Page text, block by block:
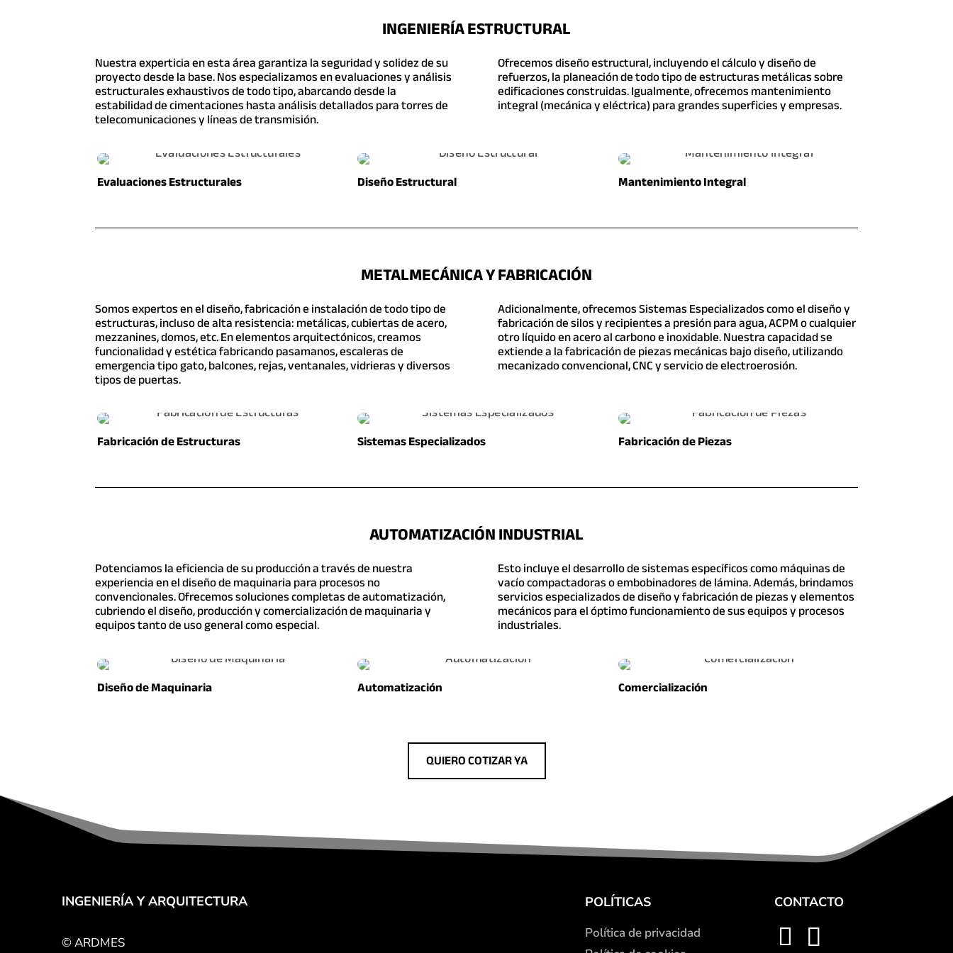
INGENIERÍA ESTRUCTURAL
Nuestra experticia en esta área garantiza la seguridad y solidez de su
proyecto desde la base. Nos especializamos en evaluaciones y análisis
estructurales exhaustivos de todo tipo, abarcando desde la
estabilidad de cimentaciones hasta análisis detallados para torres de
telecomunicaciones y líneas de transmisión.
Ofrecemos diseño estructural, incluyendo el cálculo y diseño de
refuerzos, la planeación de todo tipo de estructuras metálicas sobre
edificaciones construidas. Igualmente, ofrecemos mantenimiento
integral (mecánica y eléctrica) para grandes superficies y empresas.
Evaluaciones Estructurales Diseño Estructural Mantenimiento Integral
METALMECÁNICA Y FABRICACIÓN
Somos expertos en el diseño, fabricación e instalación de todo tipo de
estructuras, incluso de alta resistencia: metálicas, cubiertas de acero,
mezzanines, domos, etc. En elementos arquitectónicos, creamos
funcionalidad y estética fabricando pasamanos, escaleras de
emergencia tipo gato, balcones, rejas, ventanales, vidrieras y diversos
tipos de puertas.
Adicionalmente, ofrecemos Sistemas Especializados como el diseño y
fabricación de silos y recipientes a presión para agua, ACPM o cualquier
otro líquido en acero al carbono e inoxidable. Nuestra capacidad se
extiende a la fabricación de piezas mecánicas bajo diseño, utilizando
mecanizado convencional, CNC y servicio de electroerosión.
Fabricación de Estructuras Sistemas Especializados Fabricación de Piezas
AUTOMATIZACIÓN INDUSTRIAL
Potenciamos la eficiencia de su producción a través de nuestra
experiencia en el diseño de maquinaria para procesos no
convencionales. Ofrecemos soluciones completas de automatización,
cubriendo el diseño, producción y comercialización de maquinaria y
equipos tanto de uso general como especial.
Esto incluye el desarrollo de sistemas específicos como máquinas de
vacío compactadoras o embobinadores de lámina. Además, brindamos
servicios especializados de diseño y fabricación de piezas y elementos
mecánicos para el óptimo funcionamiento de sus equipos y procesos
industriales.
Diseño de Maquinaria Automatización Comercialización
QUIERO COTIZAR YA
INGENIERÍA Y ARQUITECTURA
© ARDMES
POLÍTICAS
Política de privacidad
CONTACTO